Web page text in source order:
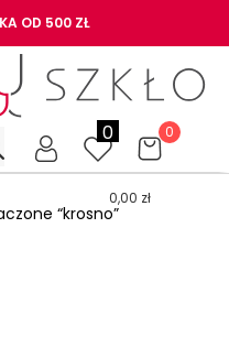
OD 500 ZŁ
0 0
0,00 zł
“krosno”